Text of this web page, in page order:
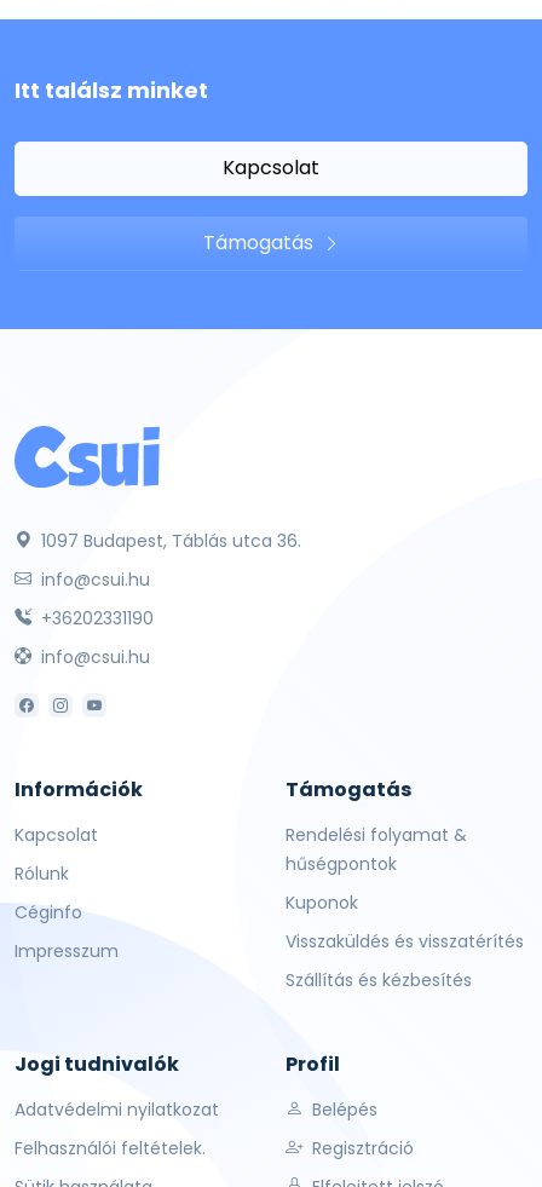
Itt találsz minket
Kapcsolat
Támogatás
1097 Budapest, Táblás utca 36.
info@csui.hu
+36202331190
info@csui.hu
Információk
Kapcsolat
Rólunk
Céginfo
Impresszum
Támogatás
Rendelési folyamat &
hűségpontok
Kuponok
Visszaküldés és visszatérítés
Szállítás és kézbesítés
Jogi tudnivalók
Adatvédelmi nyilatkozat
Felhasználói feltételek.
Profil
Belépés
Regisztráció